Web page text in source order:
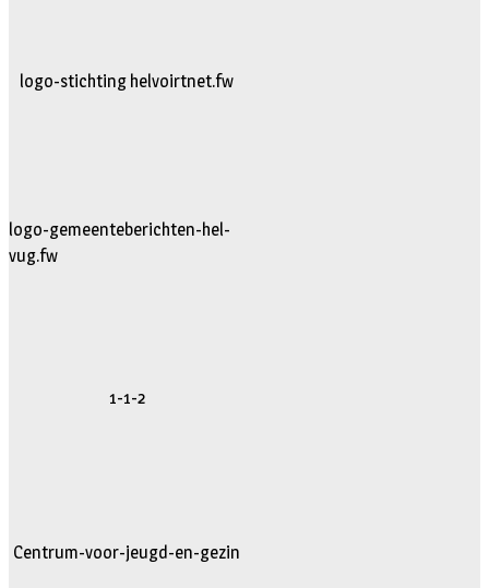
logo-stichting helvoirtnet.fw
logo-gemeenteberichten-hel-
vug.fw
1-1-2
Centrum-voor-jeugd-en-gezin